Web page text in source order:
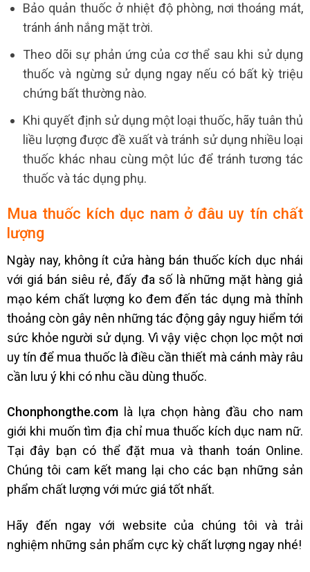
Bảo quản thuốc ở nhiệt độ phòng, nơi thoáng mát,
tránh ánh nắng mặt trời.
Theo dõi sự phản ứng của cơ thể sau khi sử dụng
thuốc và ngừng sử dụng ngay nếu có bất kỳ triệu
chứng bất thường nào.
Khi quyết định sử dụng một loại thuốc, hãy tuân thủ
liều lượng được đề xuất và tránh sử dụng nhiều loại
thuốc khác nhau cùng một lúc để tránh tương tác
thuốc và tác dụng phụ.
Mua thuốc kích dục nam ở đâu uy tín chất
lượng
Ngày nay, không ít cửa hàng bán thuốc kích dục nhái
với giá bán siêu rẻ, đấy đa số là những mặt hàng giả
mạo kém chất lượng ko đem đến tác dụng mà thỉnh
thoảng còn gây nên những tác động gây nguy hiểm tới
sức khỏe người sử dụng. Vì vậy việc chọn lọc một nơi
uy tín để mua thuốc là điều cần thiết mà cánh mày râu
cần lưu ý khi có nhu cầu dùng thuốc.
Chonphongthe.com là lựa chọn hàng đầu cho nam
giới khi muốn tìm địa chỉ mua thuốc kích dục nam nữ.
Tại đây bạn có thể đặt mua và thanh toán Online.
Chúng tôi cam kết mang lại cho các bạn những sản
phẩm chất lượng với mức giá tốt nhất.
Hãy đến ngay với website của chúng tôi và trải
nghiệm những sản phẩm cực kỳ chất lượng ngay nhé!